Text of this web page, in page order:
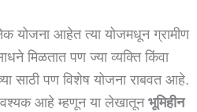
योजना आहेत त्या योजमधून ग्रामीण
मिळतात पण ज्या व्यक्ति किंवा
साठी पण विशेष योजना राबवत आहे.
आहे म्हणून या लेखातून भूमिहीन